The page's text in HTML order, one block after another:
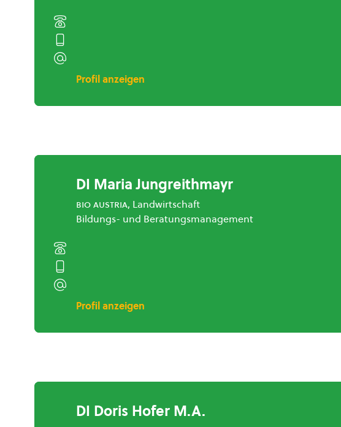
Profil anzeigen
DI Maria Jungreithmayr
bio austria, Landwirtschaft
Bildungs- und Beratungsmanagement
Profil anzeigen
DI Doris Hofer M.A.